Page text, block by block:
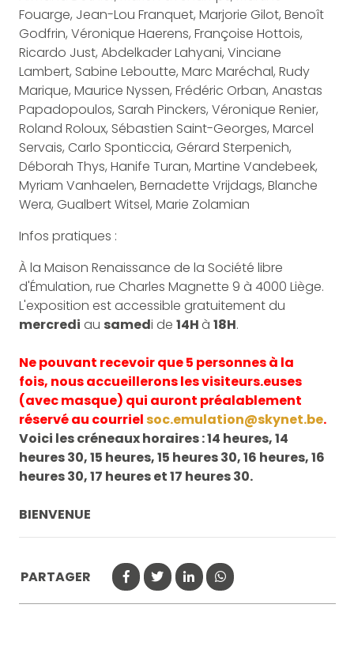
Fouarge, Jean-Lou Franquet, Marjorie Gilot, Benoît
Godfrin, Véronique Haerens, Françoise Hottois,
Ricardo Just, Abdelkader Lahyani, Vinciane
Lambert, Sabine Leboutte, Marc Maréchal, Rudy
Marique, Maurice Nyssen, Frédéric Orban, Anastas
Papadopoulos, Sarah Pinckers, Véronique Renier,
Roland Roloux, Sébastien Saint-Georges, Marcel
Servais, Carlo Sponticcia, Gérard Sterpenich,
Déborah Thys, Hanife Turan, Martine Vandebeek,
Myriam Vanhaelen, Bernadette Vrijdags, Blanche
Wera, Gualbert Witsel, Marie Zolamian
Infos pratiques :
À la Maison Renaissance de la Société libre
d'Émulation, rue Charles Magnette 9 à 4000 Liège.
L'exposition est accessible gratuitement du
mercredi au samedi de 14Hà 18H.
Ne pouvant recevoir que 5 personnes à la
fois, nous accueillerons les visiteurs.euses
(avec masque) qui auront préalablement
réservé au courrielsoc.emulation@skynet.be.
Voici les créneaux horaires : 14 heures, 14
heures 30, 15 heures, 15 heures 30, 16 heures, 16
heures 30, 17 heures et 17 heures 30.
BIENVENUE
PARTAGER